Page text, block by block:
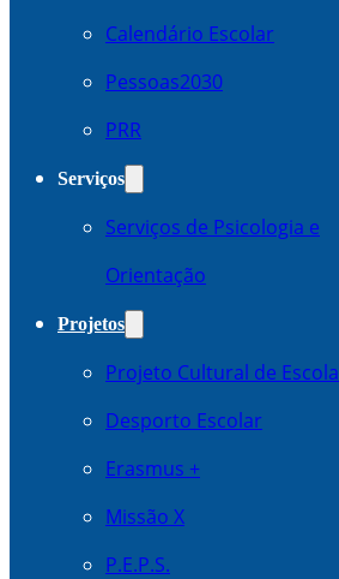
Calendário Escolar
Pessoas2030
PRR
Serviços
Serviços de Psicologia e
Orientação
Projetos
Projeto Cultural de Escola
Desporto Escolar
Erasmus +
Missão X
P.E.P.S.